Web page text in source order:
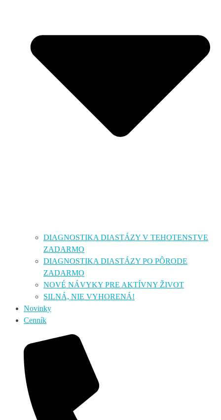
DIAGNOSTIKA DIASTÁZY V TEHOTENSTVE
ZADARMO
DIAGNOSTIKA DIASTÁZY PO PÔRODE
ZADARMO
NOVÉ NÁVYKY PRE AKTÍVNY ŽIVOT
SILNÁ, NIE VYHORENÁ!
Novinky
Cenník